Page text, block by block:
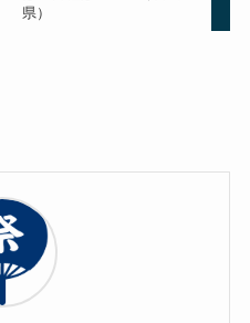
県）